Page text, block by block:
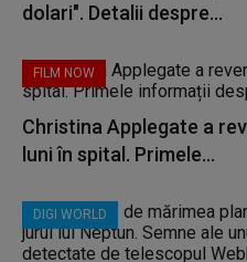
dolari". Detalii despre...
FILM NOW
Christina Applegate a
luni în spital. Primele...
DIGI WORLD